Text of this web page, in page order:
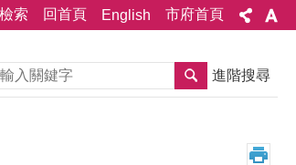
索 回首頁 English 市府首頁
搜尋 進階搜尋